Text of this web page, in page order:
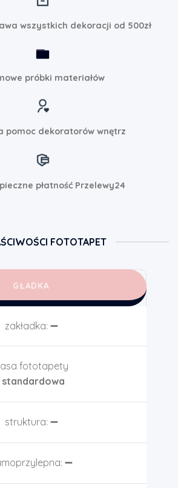
wszystkich dekoracji od 500zł
próbki materiałów
pomoc dekoratorów wnętrz
płatność Przelewy24
FOTOTAPET
GŁADKA
zakładka: ➖
fototapety
standardowa
struktura: ➖
➖